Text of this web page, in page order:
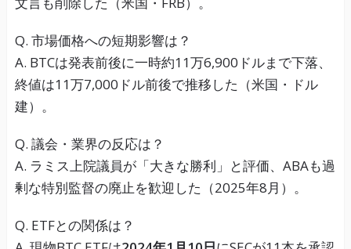
Q. 市場価格への短期影響は？
A. BTCは発表前後に一時約11万6,900ドルまで下落、
終値は11万7,000ドル前後で推移した（米国・ドル
建）。
Q. 議会・業界の反応は？
A. ラミス上院議員が「大きな勝利」と評価、ABAも過
剰な特別監督の廃止を歓迎した（2025年8月）。
Q. ETFとの関係は？